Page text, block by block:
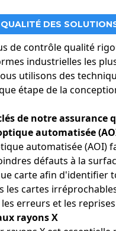
DES
de contrôle qualité
industrielles les
utilisons des
étape de la
de notre assurance
automatisée
automatisée
défauts à la
carte afin d'identifier
les cartes
erreurs et les
rayons X